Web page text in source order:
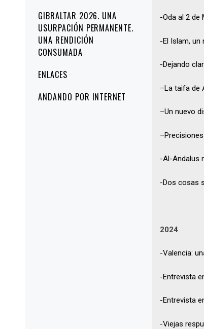
GIBRALTAR 2026. UNA
USURPACIÓN PERMANENTE.
UNA RENDICIÓN
CONSUMADA
ENLACES
ANDANDO POR INTERNET
-Oda al 2 de
-El Islam, un
-Dejando
–La taifa de
–Un nuevo
–
-Al-Andalus
-Dos cosas
2024
-Valencia:
-Entrevista
-Entrevista
-Viejas